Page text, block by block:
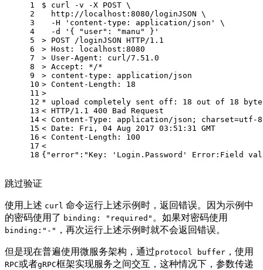
1
2
3
4
5
6
7
8
9
10
11
12
13
14
15
16
17
18
$ curl -v -X POST \
  http://localhost:8080/loginJSON \
  -H
'content-type: application/json'
\
  -d
'{ "user": "manu" }'
> POST /loginJSON HTTP/1.1
> Host: localhost:8080
> User-Agent: curl/7.51.0
> Accept: */*
> content-type: application/json
> Content-Length: 18
>
* upload completely sent off: 18 out of 18
< HTTP/1.1 400 Bad Request
< Content-Type: application/json; charset=utf-8
< Date: Fri, 04 Aug 2017 03:51:31 GMT
< Content-Length: 100
<
{"error":"Key: 'Login.Password' Error:Field
跳过验证
使用上述 curl 命令运行上述示例时，返回错误。因为示例中
的密码使用了 binding: "required" 。如果对密码使用
binding:"-" ，再次运行上述示例时就不会返回错误。
但是现在普遍使用微服务架构，通过protocol buffer ，使用
RPC或者gRPC框架实现服务之间交互，这种情况下，参数传递